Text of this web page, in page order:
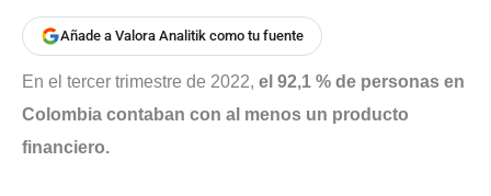
Añade a Valora Analitik como tu fuente
En el tercer trimestre de 2022, el 92,1 % de personas en
Colombia contaban con al menos un producto
financiero.